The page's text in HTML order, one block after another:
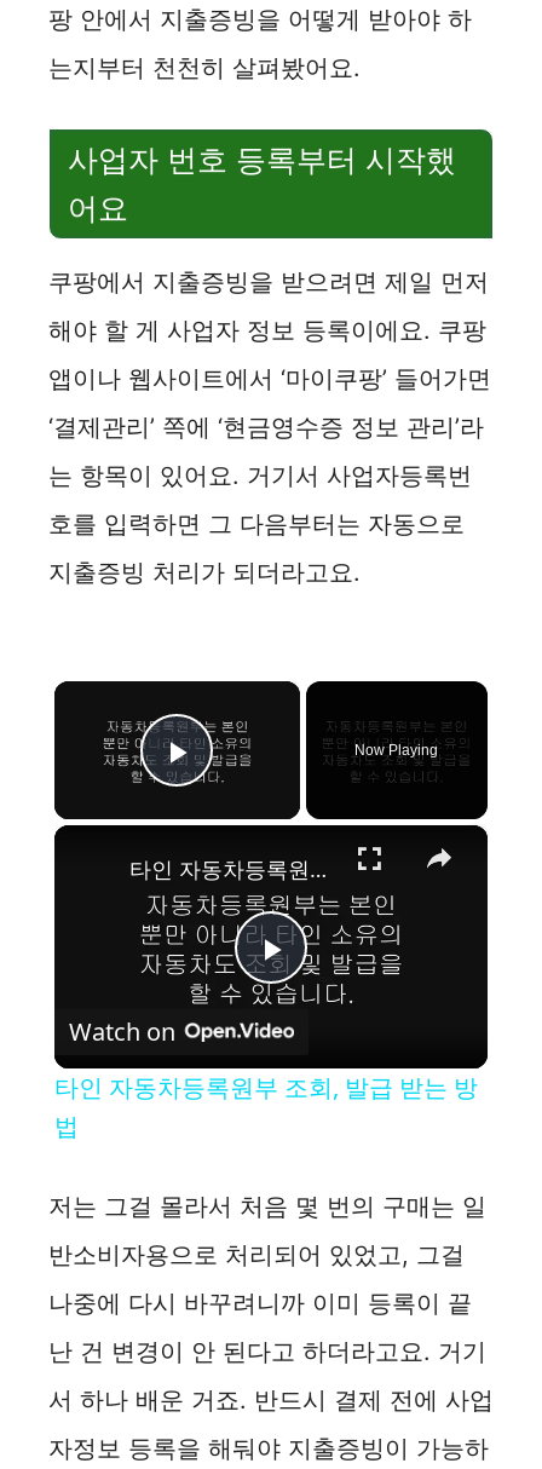
팡 안에서 지출증빙을 어떻게 받아야 하
는지부터 천천히 살펴봤어요.
사업자 번호 등록부터 시작했
어요
쿠팡에서 지출증빙을 받으려면 제일 먼저
해야 할 게 사업자 정보 등록이에요. 쿠팡
앱이나 웹사이트에서 ‘마이쿠팡’ 들어가면
‘결제관리’ 쪽에 ‘현금영수증 정보 관리’라
는 항목이 있어요. 거기서 사업자등록번
호를 입력하면 그 다음부터는 자동으로
지출증빙 처리가 되더라고요.
×
Play Video
Now Playing
×
P
y
V
i
d
타인 자동차등록원부 조회, 발급 받는 방법
Watch on
타인 자동차등록원부 조회, 발급 받는 방
법
저는 그걸 몰라서 처음 몇 번의 구매는 일
반소비자용으로 처리되어 있었고, 그걸
나중에 다시 바꾸려니까 이미 등록이 끝
난 건 변경이 안 된다고 하더라고요. 거기
서 하나 배운 거죠. 반드시 결제 전에 사업
자정보 등록을 해둬야 지출증빙이 가능하